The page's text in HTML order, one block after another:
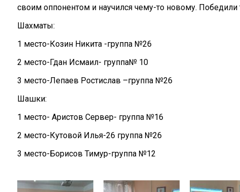
своим оппонентом и научился чему-то новому. Победили
Шахматы:
1 место-Козин Никита -группа №26
2 место-Гдан Исмаил- группа№ 10
3 место-Лепаев Ростислав –группа №26
Шашки:
1 место- Аристов Сервер- группа №16
2 место-Кутовой Илья-26 группа №26
3 место-Борисов Тимур-группа №12